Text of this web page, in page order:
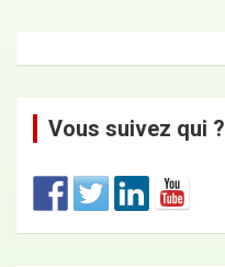
Vous suivez qui ?